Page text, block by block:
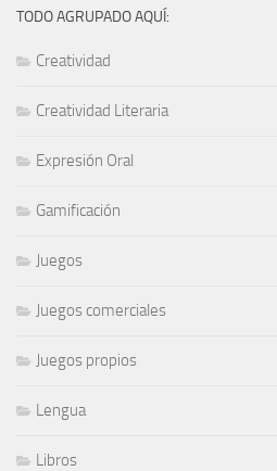
TODO AGRUPADO AQUÍ:
Creatividad
Creatividad Literaria
Expresión Oral
Gamificación
Juegos
Juegos comerciales
Juegos propios
Lengua
Libros